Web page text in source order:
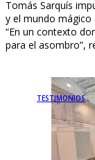
Tomás Sarquís
y el mundo mágico
“En un contexto
para el asombro”,
TESTIMONIOS